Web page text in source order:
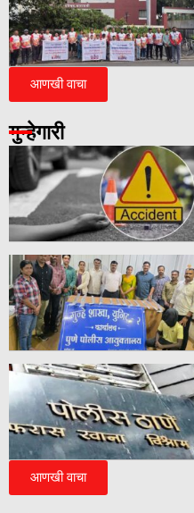
आणखी वाचा
गुन्हेगारी
आणखी वाचा